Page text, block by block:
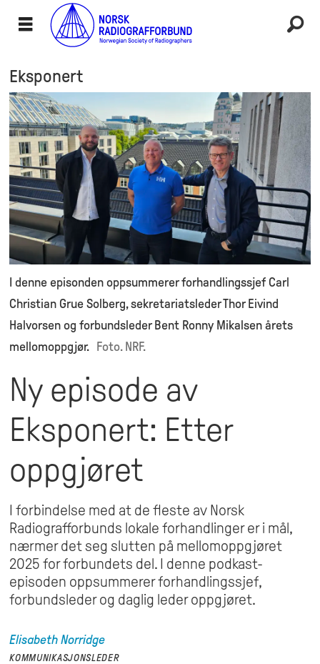
Eksponert
I denne episonden oppsummerer forhandlingssjef Carl
Christian Grue Solberg, sekretariatsleder Thor Eivind
Halvorsen og forbundsleder Bent Ronny Mikalsen årets
mellomoppgjør. Foto. NRF.
Ny episode av
Eksponert: Etter
oppgjøret
I forbindelse med at de fleste av Norsk
Radiografforbunds lokale forhandlinger er i mål,
nærmer det seg slutten på mellomoppgjøret
2025 for forbundets del. I denne podkast-
episoden oppsummerer forhandlingssjef,
forbundsleder og daglig leder oppgjøret.
Elisabeth Norridge
KOMMUNIKASJONSLEDER